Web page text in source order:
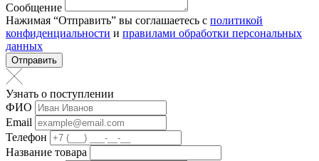
Сообщение
Нажимая “Отправить” вы соглашаетесь с политикой
конфиденциальности и правилами обработки персональных
данных
Отправить
Узнать о поступлении
ФИО
Email
Телефон
Название товара